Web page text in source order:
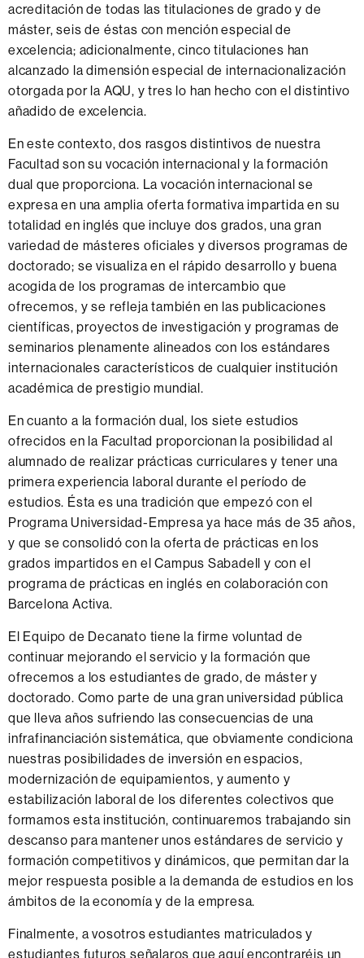
acreditación de todas las titulaciones de grado y de
máster, seis de éstas con mención especial de
excelencia; adicionalmente, cinco titulaciones han
alcanzado la dimensión especial de internacionalización
otorgada por la AQU, y tres lo han hecho con el distintivo
añadido de excelencia.
En este contexto, dos rasgos distintivos de nuestra
Facultad son su vocación internacional y la formación
dual que proporciona. La vocación internacional se
expresa en una amplia oferta formativa impartida en su
totalidad en inglés que incluye dos grados, una gran
variedad de másteres oficiales y diversos programas de
doctorado; se visualiza en el rápido desarrollo y buena
acogida de los programas de intercambio que
ofrecemos, y se refleja también en las publicaciones
científicas, proyectos de investigación y programas de
seminarios plenamente alineados con los estándares
internacionales característicos de cualquier institución
académica de prestigio mundial.
En cuanto a la formación dual, los siete estudios
ofrecidos en la Facultad proporcionan la posibilidad al
alumnado de realizar prácticas curriculares y tener una
primera experiencia laboral durante el período de
estudios. Ésta es una tradición que empezó con el
Programa Universidad-Empresa ya hace más de 35 años,
y que se consolidó con la oferta de prácticas en los
grados impartidos en el Campus Sabadell y con el
programa de prácticas en inglés en colaboración con
Barcelona Activa.
El Equipo de Decanato tiene la firme voluntad de
continuar mejorando el servicio y la formación que
ofrecemos a los estudiantes de grado, de máster y
doctorado. Como parte de una gran universidad pública
que lleva años sufriendo las consecuencias de una
infrafinanciación sistemática, que obviamente condiciona
nuestras posibilidades de inversión en espacios,
modernización de equipamientos, y aumento y
estabilización laboral de los diferentes colectivos que
formamos esta institución, continuaremos trabajando sin
descanso para mantener unos estándares de servicio y
formación competitivos y dinámicos, que permitan dar la
mejor respuesta posible a la demanda de estudios en los
ámbitos de la economía y de la empresa.
Finalmente, a vosotros estudiantes matriculados y
estudiantes futuros señalaros que aquí encontraréis un